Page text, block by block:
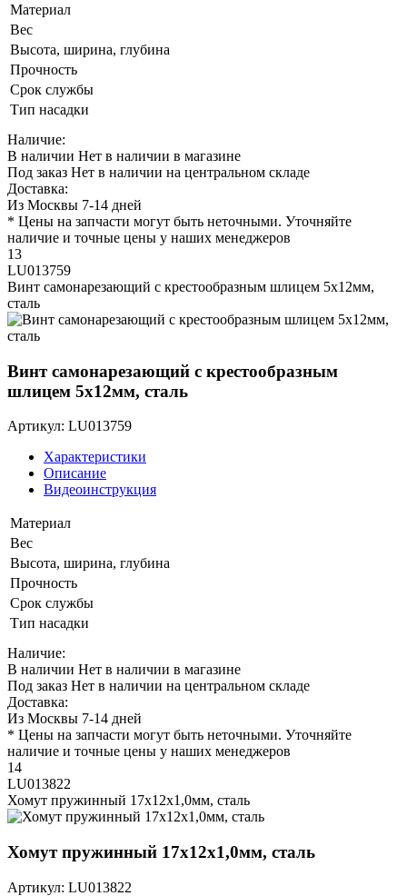
Материал
Вес
Высота, ширина, глубина
Прочность
Срок службы
Тип насадки
Наличие:
В наличии Нет в наличии в магазине
Под заказ Нет в наличии на центральном складе
Доставка:
Из Москвы 7-14 дней
* Цены на запчасти могут быть неточными. Уточняйте
наличие и точные цены у наших менеджеров
13
LU013759
Винт самонарезающий с крестообразным шлицем 5х12мм,
сталь
Винт самонарезающий с крестообразным
шлицем 5х12мм, сталь
Артикул: LU013759
Характеристики
Описание
Видеоинструкция
Материал
Вес
Высота, ширина, глубина
Прочность
Срок службы
Тип насадки
Наличие:
В наличии Нет в наличии в магазине
Под заказ Нет в наличии на центральном складе
Доставка:
Из Москвы 7-14 дней
* Цены на запчасти могут быть неточными. Уточняйте
наличие и точные цены у наших менеджеров
14
LU013822
Хомут пружинный 17х12х1,0мм, сталь
Хомут пружинный 17х12х1,0мм, сталь
Артикул: LU013822